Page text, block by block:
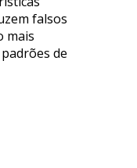
falsos
mais
de